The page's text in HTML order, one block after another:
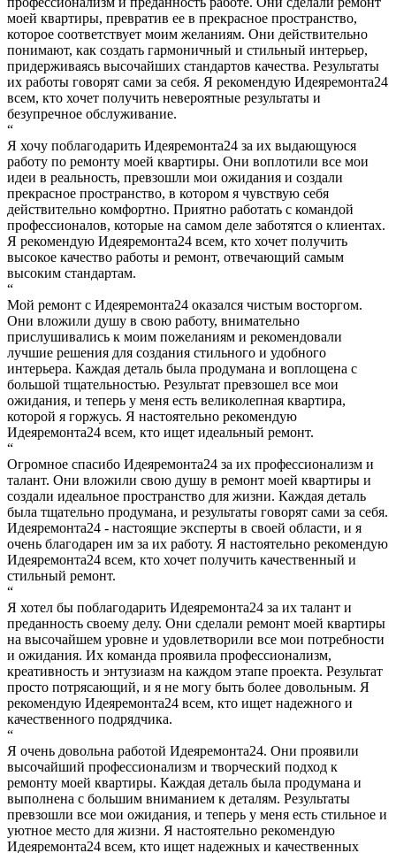
моей квартиры, превратив ее в прекрасное пространство,
которое соответствует моим желаниям. Они действительно
понимают, как создать гармоничный и стильный интерьер,
придерживаясь высочайших стандартов качества. Результаты
их работы говорят сами за себя. Я рекомендую Идеяремонта24
всем, кто хочет получить невероятные результаты и
безупречное обслуживание.
“
Я хочу поблагодарить Идеяремонта24 за их выдающуюся
работу по ремонту моей квартиры. Они воплотили все мои
идеи в реальность, превзошли мои ожидания и создали
прекрасное пространство, в котором я чувствую себя
действительно комфортно. Приятно работать с командой
профессионалов, которые на самом деле заботятся о клиентах.
Я рекомендую Идеяремонта24 всем, кто хочет получить
высокое качество работы и ремонт, отвечающий самым
высоким стандартам.
“
Мой ремонт с Идеяремонта24 оказался чистым восторгом.
Они вложили душу в свою работу, внимательно
прислушивались к моим пожеланиям и рекомендовали
лучшие решения для создания стильного и удобного
интерьера. Каждая деталь была продумана и воплощена с
большой тщательностью. Результат превзошел все мои
ожидания, и теперь у меня есть великолепная квартира,
которой я горжусь. Я настоятельно рекомендую
Идеяремонта24 всем, кто ищет идеальный ремонт.
“
Огромное спасибо Идеяремонта24 за их профессионализм и
талант. Они вложили свою душу в ремонт моей квартиры и
создали идеальное пространство для жизни. Каждая деталь
была тщательно продумана, и результаты говорят сами за себя.
Идеяремонта24 - настоящие эксперты в своей области, и я
очень благодарен им за их работу. Я настоятельно рекомендую
Идеяремонта24 всем, кто хочет получить качественный и
стильный ремонт.
“
Я хотел бы поблагодарить Идеяремонта24 за их талант и
преданность своему делу. Они сделали ремонт моей квартиры
на высочайшем уровне и удовлетворили все мои потребности
и ожидания. Их команда проявила профессионализм,
креативность и энтузиазм на каждом этапе проекта. Результат
просто потрясающий, и я не могу быть более довольным. Я
рекомендую Идеяремонта24 всем, кто ищет надежного и
качественного подрядчика.
“
Я очень довольна работой Идеяремонта24. Они проявили
высочайший профессионализм и творческий подход к
ремонту моей квартиры. Каждая деталь была продумана и
выполнена с большим вниманием к деталям. Результаты
превзошли все мои ожидания, и теперь у меня есть стильное и
уютное место для жизни. Я настоятельно рекомендую
Идеяремонта24 всем, кто ищет надежных и качественных